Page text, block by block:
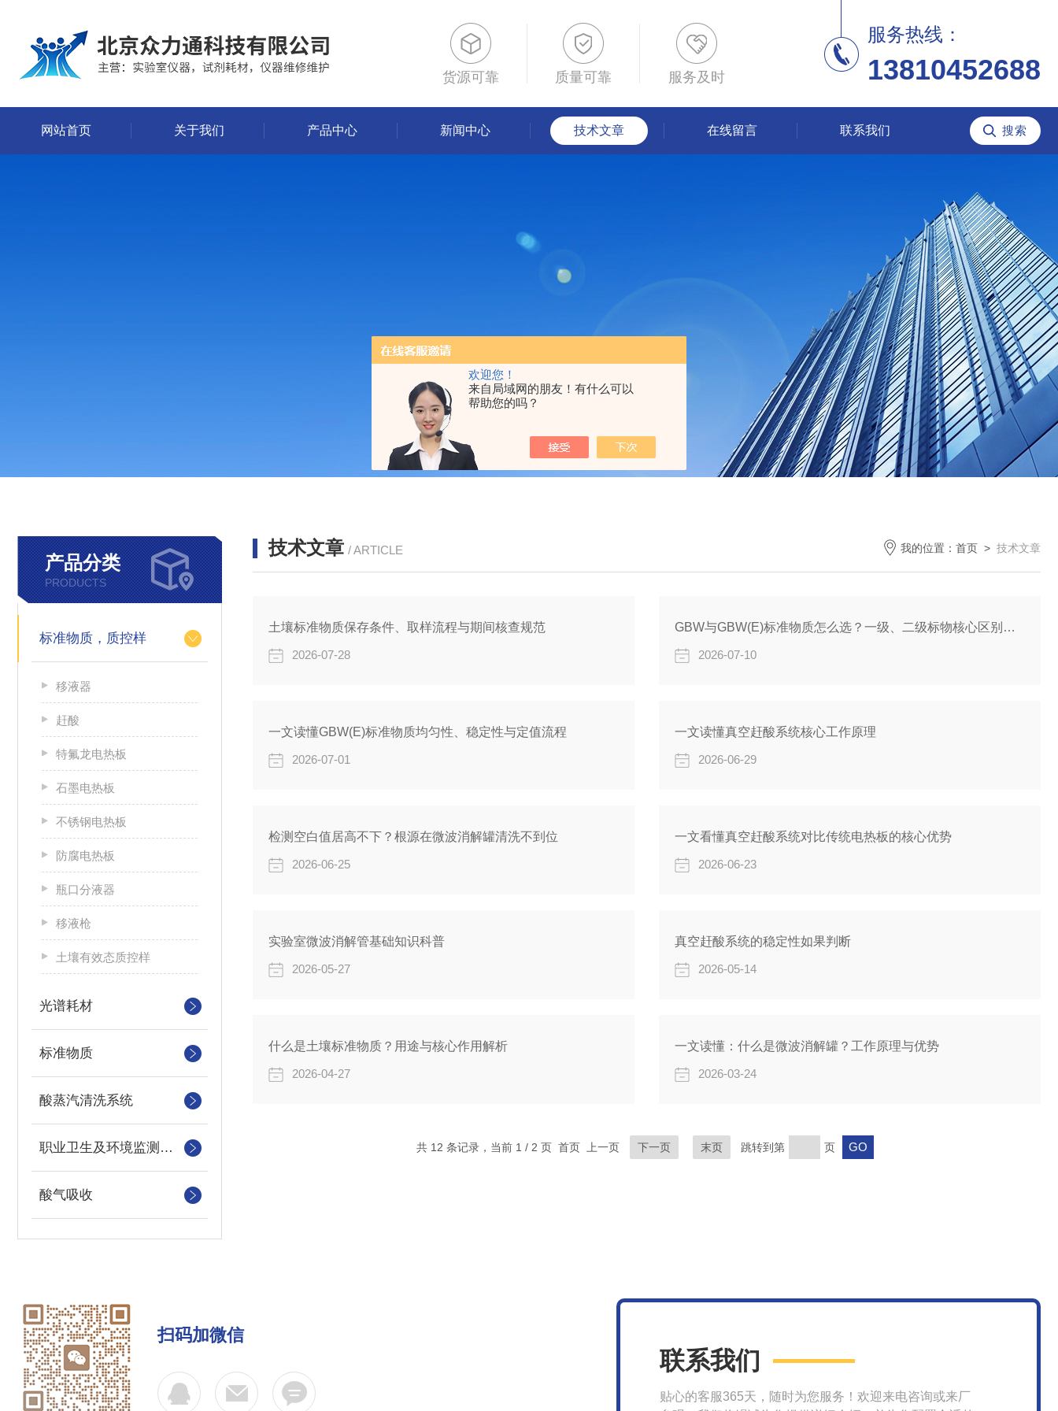
欢迎您！
来自局域网的朋友！有什么可以
帮助您的吗？
货源可靠 质量可靠 服务及时
服务热线：
13810452688
网站首页 关于我们 产品中心 新闻中心 技术文章 在线留言 联系我们
产品分类
PRODUCTS
标准物质，质控样
移液器
赶酸
特氟龙电热板
石墨电热板
不锈钢电热板
防腐电热板
瓶口分液器
移液枪
土壤有效态质控样
光谱耗材
标准物质
酸蒸汽清洗系统
职业卫生及环境监测消耗品
酸气吸收
技术文章 / ARTICLE 我的位置： 首页 > 技术文章
土壤标准物质保存条件、取样流程与期间核查规范
2026-07-28
GBW与GBW(E)标准物质怎么选？一级、二级标物核心区别对比
2026-07-10
一文读懂GBW(E)标准物质均匀性、稳定性与定值流程
2026-07-01
一文读懂真空赶酸系统核心工作原理
2026-06-29
检测空白值居高不下？根源在微波消解罐清洗不到位
2026-06-25
一文看懂真空赶酸系统对比传统电热板的核心优势
2026-06-23
实验室微波消解管基础知识科普
2026-05-27
真空赶酸系统的稳定性如果判断
2026-05-14
什么是土壤标准物质？用途与核心作用解析
2026-04-27
一文读懂：什么是微波消解罐？工作原理与优势
2026-03-24
共 12 条记录，当前 1 / 2 页 首页 上一页 下一页 末页 跳转到第 页
扫码加微信
联系我们
贴心的客服365天，随时为您服务！欢迎来电咨询或来厂